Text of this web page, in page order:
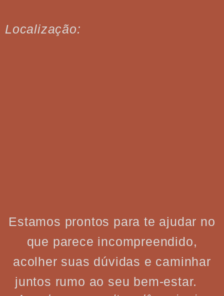
Localização:
Estamos prontos para te ajudar no
que parece incompreendido,
acolher suas dúvidas e caminhar
juntos rumo ao seu bem-estar.